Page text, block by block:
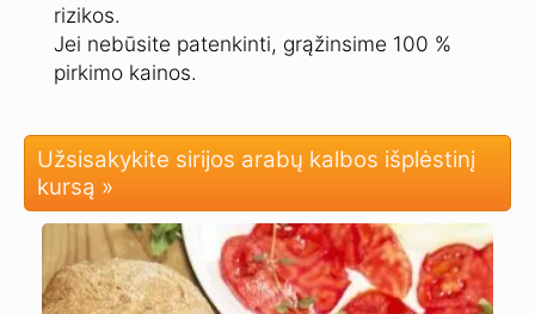
rizikos.
Jei nebūsite patenkinti, grąžinsime 100 %
pirkimo kainos.
Užsisakykite sirijos arabų kalbos išplėstinį
kursą »